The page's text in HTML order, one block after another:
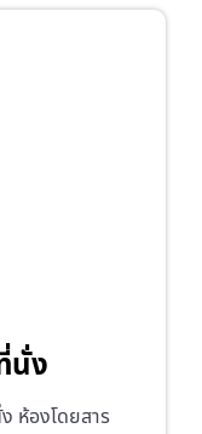
นั่ง
ห้องโดยสาร